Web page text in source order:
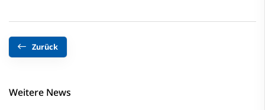
Zurück
Weitere News